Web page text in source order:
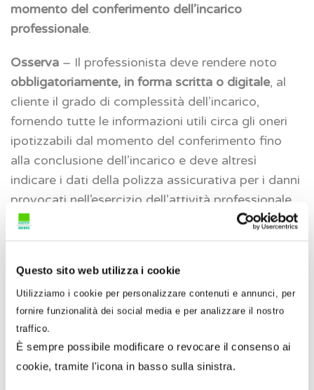
Questo sito web utilizza i cookie
Utilizziamo i cookie per personalizzare contenuti e annunci, per
fornire funzionalità dei social media e per analizzare il nostro
traffico.
È sempre possibile modificare o revocare il consenso ai
cookie, tramite l'icona in basso sulla sinistra.
momento del conferimento dell’incarico
professionale.
Osserva – Il professionista deve rendere noto
obbligatoriamente, in forma scritta o digitale, al
cliente il grado di complessità dell’incarico,
fornendo tutte le informazioni utili circa gli oneri
ipotizzabili dal momento del conferimento fino
alla conclusione dell’incarico e deve altresì
indicare i dati della polizza assicurativa per i danni
provocati nell’esercizio dell’attività professionale.
In ogni caso la misura del compenso è
un preventivo di massima.